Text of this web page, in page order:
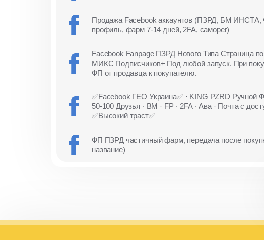
Продажа Facebook аккаунтов (ПЗРД, БМ ИНСТА,
профиль, фарм 7-14 дней, 2FA, саморег)
Facebook Fanpage ПЗРД Нового Типа Страница
МИКС Подписчиков+ Под любой запуск. При
ФП от продавца к покупателю.
✅Facebook ГЕО Украина✅ · KING PZRD Ручной
50-100 Друзья · BM · FP · 2FA · Ава · Почта с
✅Высокий траст✅
ФП ПЗРД частичный фарм, передача после
название)